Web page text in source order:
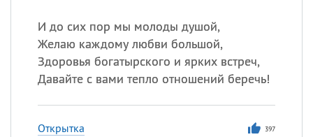
И до сих пор мы молоды душой,
Желаю каждому любви большой,
Здоровья богатырского и ярких встреч,
Давайте с вами тепло отношений беречь!
Открытка 397